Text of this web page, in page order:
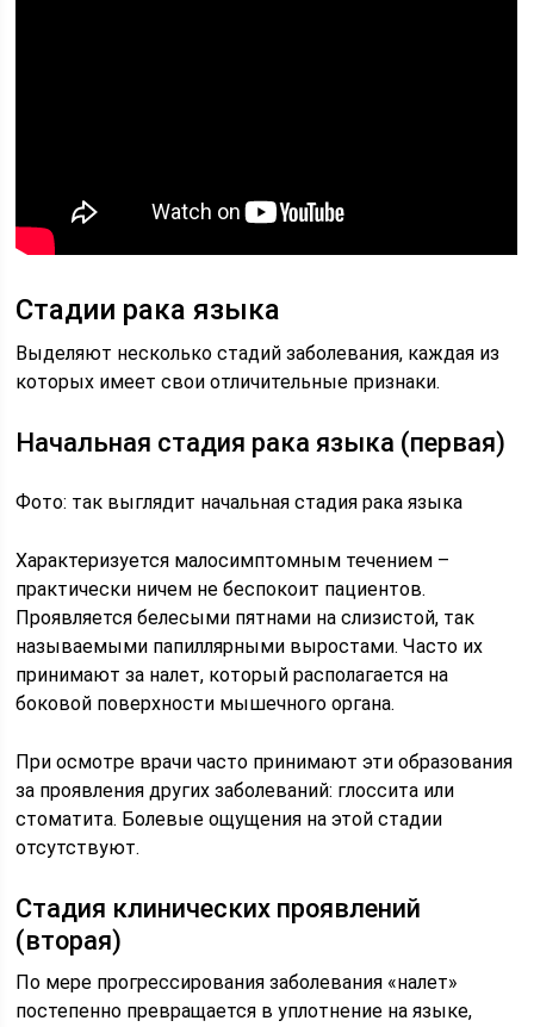
Стадии рака языка
Выделяют несколько стадий заболевания, каждая из
которых имеет свои отличительные признаки.
Начальная стадия рака языка (первая)
Фото: так выглядит начальная стадия рака языка
Характеризуется малосимптомным течением –
практически ничем не беспокоит пациентов.
Проявляется белесыми пятнами на слизистой, так
называемыми папиллярными выростами. Часто их
принимают за налет, который располагается на
боковой поверхности мышечного органа.
При осмотре врачи часто принимают эти образования
за проявления других заболеваний: глоссита или
стоматита. Болевые ощущения на этой стадии
отсутствуют.
Стадия клинических проявлений
(вторая)
По мере прогрессирования заболевания «налет»
постепенно превращается в уплотнение на языке,